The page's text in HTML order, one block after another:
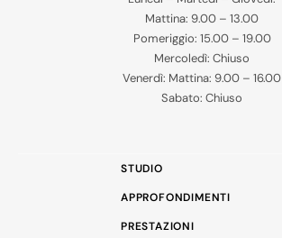
Mattina: 9.00 – 13.00
Pomeriggio: 15.00 – 19.00
Mercoledì: Chiuso
Venerdì: Mattina: 9.00 – 16.00
Sabato: Chiuso
STUDIO
APPROFONDIMENTI
PRESTAZIONI